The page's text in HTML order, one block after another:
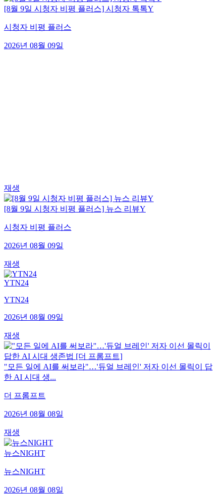
[8월 9일 시청자 비평 플러스] 시청자 톡톡Y
시청자 비평 플러스
2026년 08월 09일
재생
[8월 9일 시청자 비평 플러스] 뉴스 리뷰Y
시청자 비평 플러스
2026년 08월 09일
재생
YTN24
YTN24
2026년 08월 09일
재생
"모든 일에 AI를 써보라"…'듀얼 브레인' 저자 이선 몰릭이 답
한 AI 시대 생...
더 프롬프트
2026년 08월 08일
재생
뉴스NIGHT
뉴스NIGHT
2026년 08월 08일